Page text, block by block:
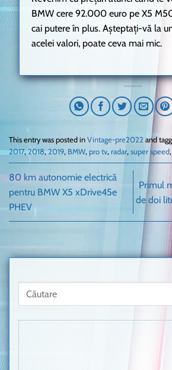
BMW cere 92.000 euro pe X5
cai putere în plus. Așteptați-vă la
acelei valori, poate ceva mai mic.
This entry was posted in Vintage-pre2022 and
2017, 2018, 2019, BMW, pro tv, radar, super speed,
80 km autonomie electrică
pentru BMW X5 xDrive45e
PHEV
Primul
de doi